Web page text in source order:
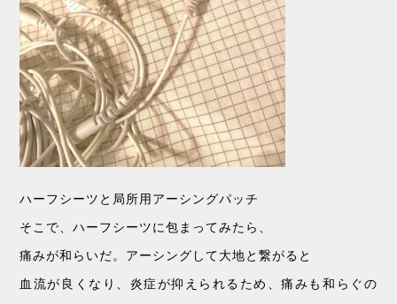
ハーフシーツと局所用アーシングパッチ
そこで、ハーフシーツに包まってみたら、
痛みが和らいだ。アーシングして大地と繋がると
血流が良くなり、炎症が抑えられるため、痛みも和らぐの